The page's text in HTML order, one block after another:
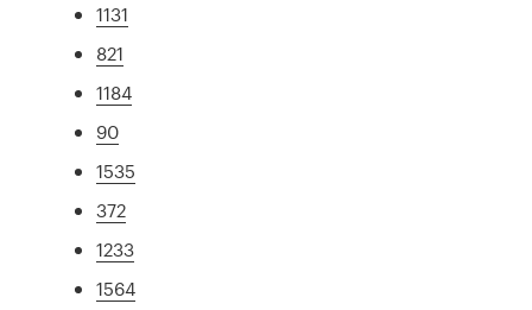
1131
821
1184
90
1535
372
1233
1564